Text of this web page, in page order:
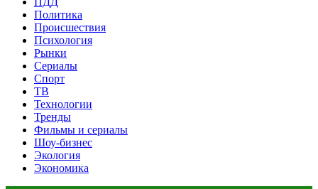
Политика
Происшествия
Психология
Рынки
Сериалы
Спорт
ТВ
Технологии
Тренды
Фильмы и сериалы
Шоу-бизнес
Экология
Экономика